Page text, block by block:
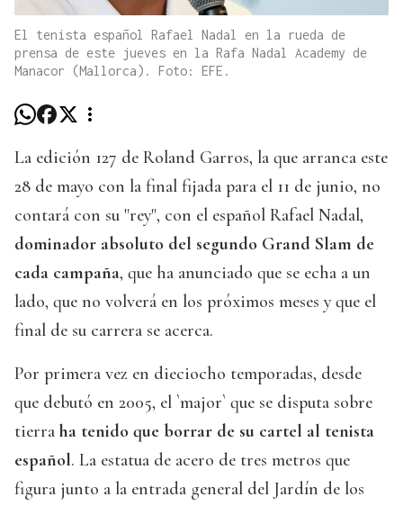
El tenista español Rafael Nadal en la rueda de
prensa de este jueves en la Rafa Nadal Academy de
Manacor (Mallorca). Foto: EFE.
La edición 127 de Roland Garros, la que arranca este
28 de mayo con la final fijada para el 11 de junio, no
contará con su "rey", con el español Rafael Nadal,
dominador absoluto del segundo Grand Slam de
cada campaña, que ha anunciado que se echa a un
lado, que no volverá en los próximos meses y que el
final de su carrera se acerca.
Por primera vez en dieciocho temporadas, desde
que debutó en 2005, el `major` que se disputa sobre
tierra ha tenido que borrar de su cartel al tenista
español. La estatua de acero de tres metros que
figura junto a la entrada general del Jardín de los